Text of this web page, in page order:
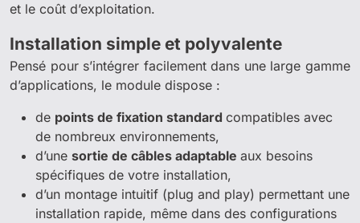
et le coût d’exploitation.
Installation simple et polyvalente
Pensé pour s’intégrer facilement dans une large gamme
d’applications, le module dispose :
de points de fixation standard compatibles avec
de nombreux environnements,
d’une sortie de câbles adaptable aux besoins
spécifiques de votre installation,
d’un montage intuitif (plug and play) permettant une
installation rapide, même dans des configurations